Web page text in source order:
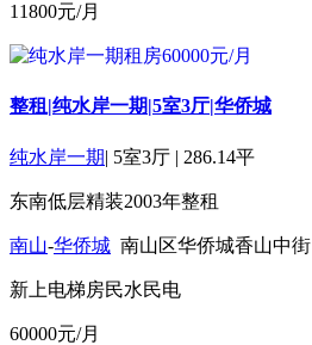
11800元/月
整租|纯水岸一期|5室3厅|华侨城
纯水岸一期| 5室3厅 | 286.14平
东南低层精装2003年整租
南山-华侨城 南山区华侨城香山中街
新上电梯房民水民电
60000元/月